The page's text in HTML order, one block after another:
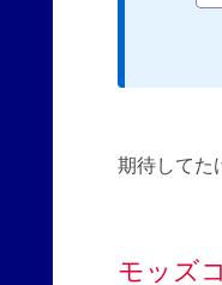
期待してた
モッズ